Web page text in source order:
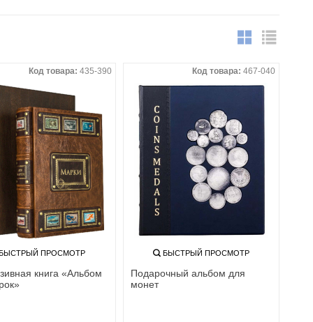
Код товара: 435-390
ПРОСМОТР
книга «Альбом
Код товара: 467-040
БЫСТРЫЙ ПРОСМОТР
Подарочный альбом для
монет